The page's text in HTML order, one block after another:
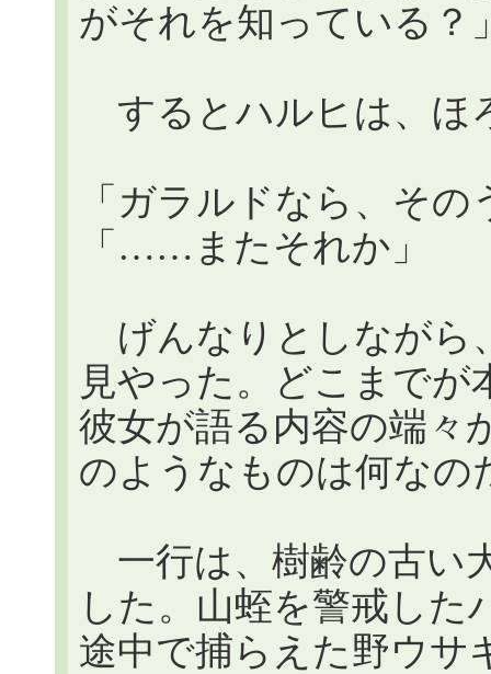
がそれを知っている？
するとハルヒは、ほ
「ガラルドなら、そ
「……またそれか」
げんなりとしながら
見やった。どこまで
彼女が語る内容の端々
のようなものは何なの
一行は、樹齢の古い
した。山蛭を警戒した
途中で捕らえた野ウサ